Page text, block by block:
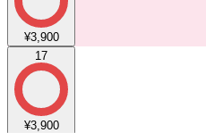
¥3,900
17
¥3,900